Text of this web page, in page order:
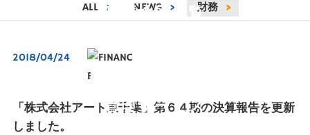
幕張地区一覧
店舗開発事業一覧
管理サービス
ALL > NEWS > 財務 >
2018/04/24
「株式会社アート東千葉」第６４期の決算報告を更新
しました。